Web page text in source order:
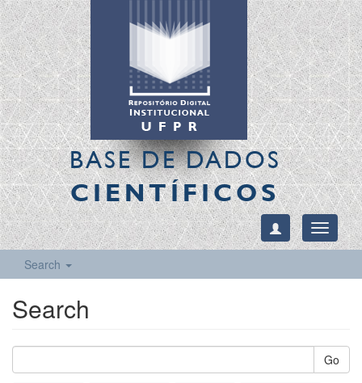
BASE DE DADOS
CIENTÍFICOS
Toggle
Search
Search
Go